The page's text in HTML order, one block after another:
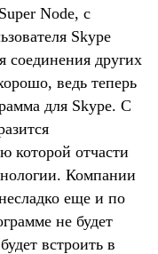
Node, с
Skype
соединения других
ведь теперь
для Skype. С
которой отчасти
Компании
еще и по
не будет
встроить в